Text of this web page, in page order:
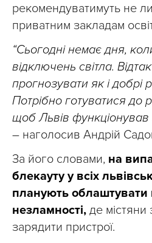
рекомендуватимуть не
приватним закладам
“Сьогодні немає дня,
відключень світла.
прогнозувати як і добрі
Потрібно готуватися до
щоб Львів функціонував
– наголосив Андрій
За його словами, на
блекауту у всіх
планують облаштувати
незламності, де містяни
зарядити пристрої.